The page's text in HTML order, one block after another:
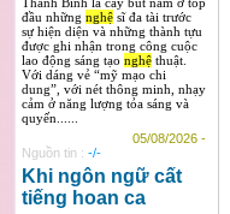
Thanh Bình là cây bút nằm ở tốp
đầu những nghệsĩ đa tài trước
sự hiện diện và những thành tựu
được ghi nhận trong công cuộc
lao động sáng tạo nghệthuật.
Với dáng vẻ “mỹ mạo chi
dung”, với nét thông minh, nhạy
cảm ở năng lượng tỏa sáng và
quyến......
05/08/2026 -
Nguồn tin : -/-
Khi ngôn ngữ cất
tiếng hoan ca